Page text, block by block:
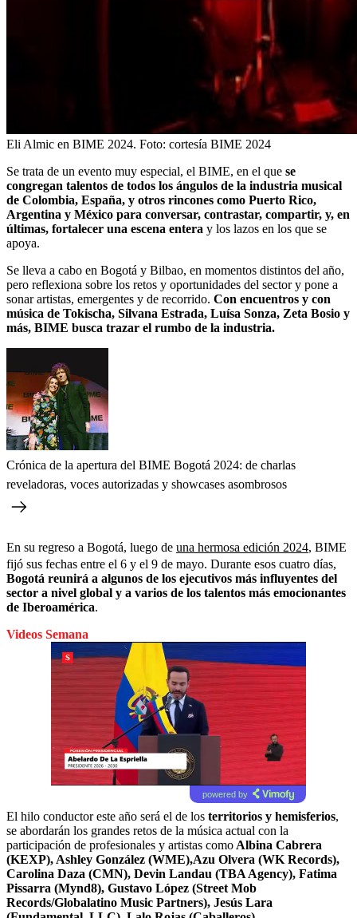
Eli Almic en BIME 2024. Foto: cortesía BIME 2024
Se trata de un evento muy especial, el BIME, en el que se
congregan talentos de todos los ángulos de la industria musical
de Colombia, España, y otros rincones como Puerto Rico,
Argentina y México para conversar, contrastar, compartir, y, en
últimas, fortalecer una escena entera y los lazos en los que se
apoya.
Se lleva a cabo en Bogotá y Bilbao, en momentos distintos del año,
pero reflexiona sobre los retos y oportunidades del sector y pone a
sonar artistas, emergentes y de recorrido. Con encuentros y con
música de Tokischa, Silvana Estrada, Luísa Sonza, Zeta Bosio y
más, BIME busca trazar el rumbo de la industria.
Crónica de la apertura del BIME Bogotá 2024: de charlas
reveladoras, voces autorizadas y showcases asombrosos
En su regreso a Bogotá, luego de una hermosa edición 2024, BIME
fijó sus fechas entre el 6 y el 9 de mayo. Durante esos cuatro días,
Bogotá reunirá a algunos de los ejecutivos más influyentes del
sector a nivel global y a varios de los talentos más emocionantes
de Iberoamérica.
Videos Semana
powered by
El hilo conductor este año será el de los territorios y hemisferios,
se abordarán los grandes retos de la música actual con la
participación de profesionales y artistas como Albina Cabrera
(KEXP), Ashley González (WME),Azu Olvera (WK Records),
Carolina Daza (CMN), Devin Landau (TBA Agency), Fatima
Pissarra (Mynd8), Gustavo López (Street Mob
Records/Globalatino Music Partners), Jesús Lara